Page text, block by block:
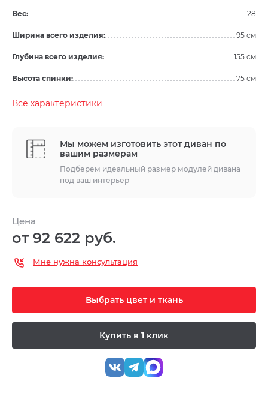
Вес: 28
Ширина всего изделия: 95 см
Глубина всего изделия: 155 см
Высота спинки: 75 см
Все характеристики
Мы можем изготовить этот диван по
вашим размерам
Подберем идеальный размер модулей дивана
под ваш интерьер
Цена
от 92 622 руб.
Мне нужна консультация
Выбрать цвет и ткань
Купить в 1 клик